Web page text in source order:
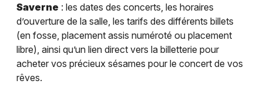
Saverne : les dates des concerts, les horaires
d’ouverture de la salle, les tarifs des différents billets
(en fosse, placement assis numéroté ou placement
libre), ainsi qu’un lien direct vers la billetterie pour
acheter vos précieux sésames pour le concert de vos
rêves.